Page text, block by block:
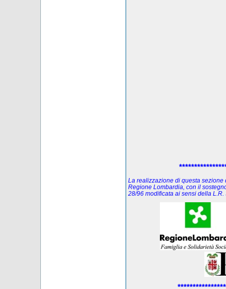
La realizzazione di questa sezione
Regione Lombardia, con il
28/96 modificata ai sensi della